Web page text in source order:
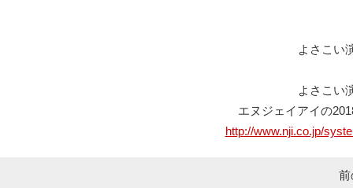
よさこい
よさこい
エヌジェイアイの
http://www.nji.co.jp/
前